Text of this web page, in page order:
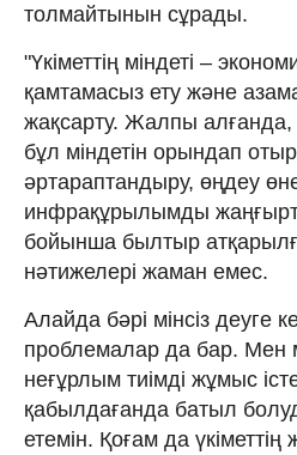
толмайтынын сұрады.
"Үкіметтің міндеті –
қамтамасыз ету және
жақсарту. Жалпы алғанда,
бұл міндетін орындап
әртараптандыру, өңдеу
инфрақұрылымды
бойынша былтыр
нәтижелері жаман емес.
Алайда бәрі мінсіз деуге
проблемалар да бар. Мен
неғұрлым тиімді жұмыс
қабылдағанда батыл
етемін. Қоғам да